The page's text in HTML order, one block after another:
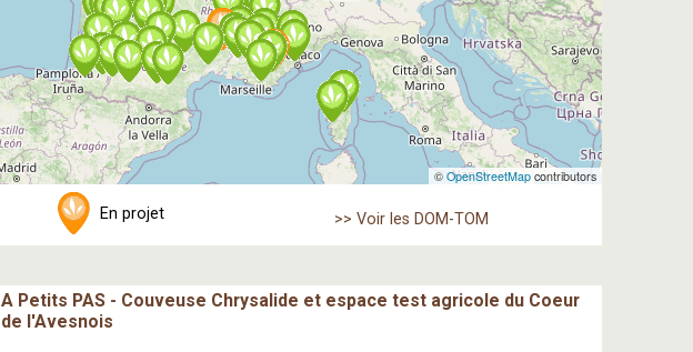
© OpenStreetMap contributors
En projet >> Voir les DOM-TOM
A Petits PAS - Couveuse Chrysalide et espace test agricole du Coeur
de l'Avesnois